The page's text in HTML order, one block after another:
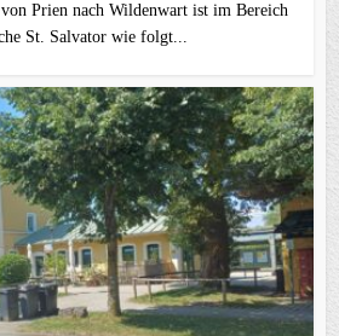
Prien nach Wildenwart ist im Bereich
St. Salvator wie folgt...